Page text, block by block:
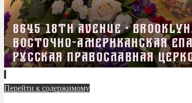
Перейти к содержимому